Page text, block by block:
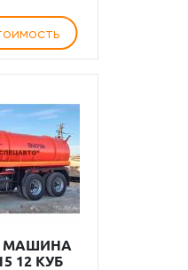
МАШИНА
12 КУБ